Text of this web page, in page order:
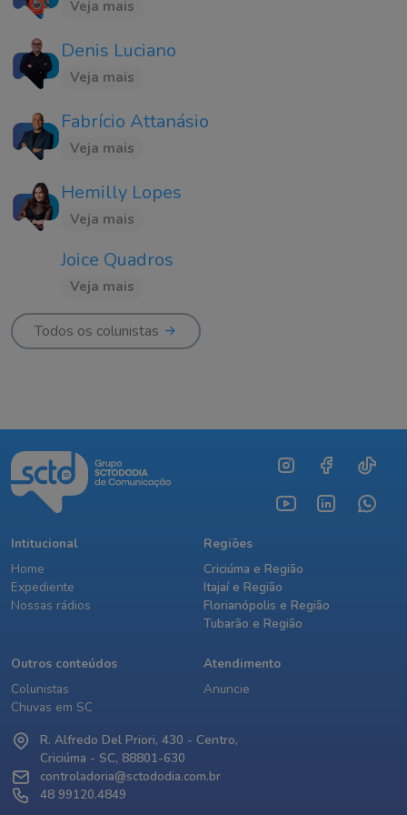
Veja mais
Denis Luciano
Veja mais
Fabrício Attanásio
Veja mais
Hemilly Lopes
Veja mais
Joice Quadros
Veja mais
Todos os colunistas
Intitucional
Home
Expediente
Nossas rádios
Regiões
Criciúma e Região
Itajaí e Região
Florianópolis e Região
Tubarão e Região
Outros conteúdos
Colunistas
Chuvas em SC
Atendimento
Anuncie
R. Alfredo Del Priori, 430 - Centro,
Criciúma - SC, 88801-630
controladoria@sctododia.com.br
48 99120.4849